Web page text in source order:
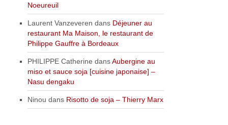
Noeureuil
Laurent Vanzeveren dans Déjeuner au
restaurant Ma Maison, le restaurant de
Philippe Gauffre à Bordeaux
PHILIPPE Catherine dansAubergine au
miso et sauce soja [cuisine japonaise] –
Nasu dengaku
Ninou dans Risotto de soja – Thierry Marx